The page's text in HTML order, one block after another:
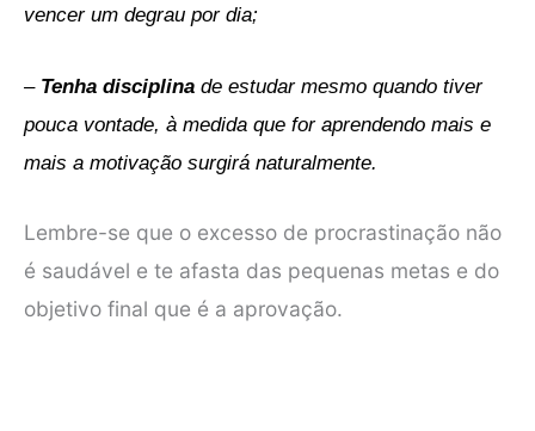
vencer um degrau por dia;
– Tenha disciplina de estudar mesmo quando tiver
pouca vontade, à medida que for aprendendo mais e
mais a motivação surgirá naturalmente.
Lembre-se que o excesso de procrastinação não
é saudável e te afasta das pequenas metas e do
objetivo final que é a aprovação.